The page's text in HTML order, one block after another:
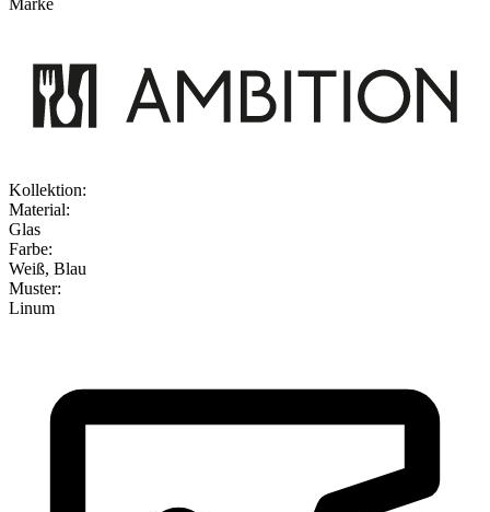
Kollektion:
Material:
Glas
Farbe:
Weiß, Blau
Muster:
Linum